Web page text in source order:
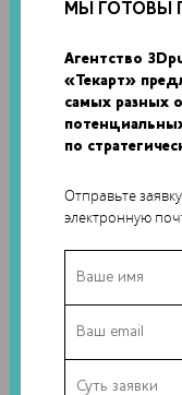
МЫ ГОТОВЫ
Агентство
«Текарт»
самых разных
по
Отправьте
электронную
сканером
частью миссий по
Полученные в